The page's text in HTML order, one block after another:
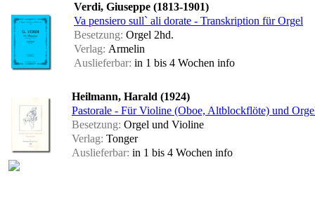
Verdi, Giuseppe (1813-1901)
Va pensiero sull` ali dorate - Transkription für Orgel
Besetzung: Orgel 2hd.
Verlag: Armelin
Auslieferbar: in 1 bis 4 Wochen info
Heilmann, Harald (1924)
Pastorale - Für Violine (Oboe, Altblockflöte) und
Besetzung: Orgel und Violine
Verlag: Tonger
Auslieferbar: in 1 bis 4 Wochen info